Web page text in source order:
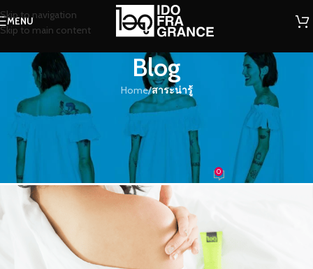
Skip to navigation
Skip to main content
MENU
Blog
Home/สาระน่ารู้
สาระน่ารู้
การเลือกใช้โลชั่นน้ำหอมให้เหมาะกับ
ฟีโรโมน
น้องน้ำหอม On 16/10/2018 0